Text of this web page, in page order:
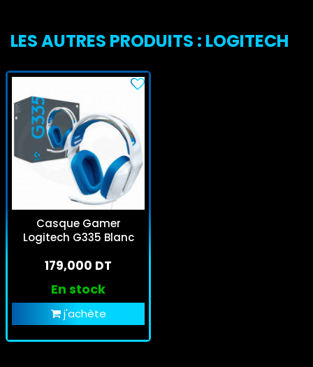
LES AUTRES PRODUITS : LOGITECH
Casque Gamer
Logitech G335 Blanc
179,000 DT
En stock
j'achète